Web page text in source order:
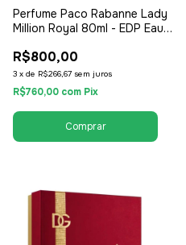
Perfume Paco Rabanne Lady
Million Royal 80ml - EDP Eau
R$800,00
3 x de R$266,67 sem juros
R$760,00 com Pix